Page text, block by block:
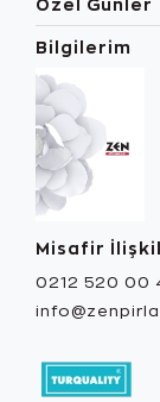
Özel Günler
Bilgilerim
Misafir
0212 520 00